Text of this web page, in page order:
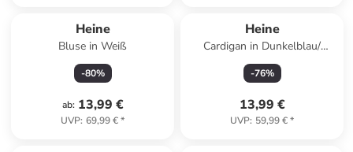
Heine
Bluse in Weiß
-80%
ab: 13,99 €
UVP: 69,99 €*
Heine
Cardigan in Dunkelblau/
Creme
-76%
13,99 €
UVP: 59,99 €*